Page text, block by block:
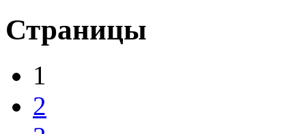
Страницы
1
2